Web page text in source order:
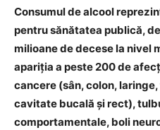
Consumul de alcool
pentru sănătatea publică,
milioane de decese la nivel
apariția a peste 200 de
cancere (sân, colon,
cavitate bucală și rect),
comportamentale, boli